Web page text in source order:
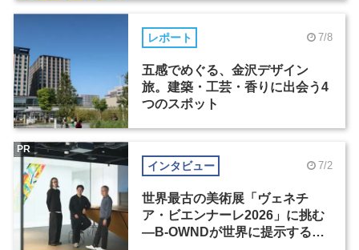
レポート 7/8
五感でめぐる、金沢デザイン
旅。建築・工芸・香りに出会う4
つのスポット
インタビュー 7/2
世界最古の美術展「ヴェネチ
ア・ビエンナーレ2026」に挑む
―B-OWNDが世界に提示する美
PR